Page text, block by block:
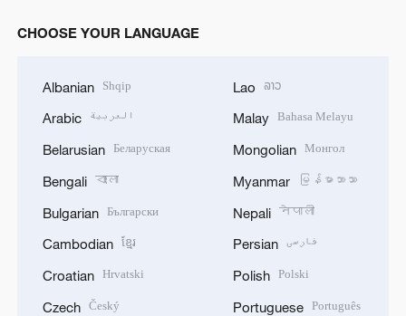
CHOOSE YOUR LANGUAGE
Albanian Shqip
Arabic العربية
Belarusian Беларуская
Bengali বাংলা
Bulgarian Български
Cambodian ខ្មែរ
Croatian Hrvatski
Czech Český
Lao ລາວ
Malay Bahasa Melayu
Mongolian Монгол
Myanmar မြန်မာဘာသာ
Nepali नेपाली
Persian فارسی
Polish Polski
Portuguese Português